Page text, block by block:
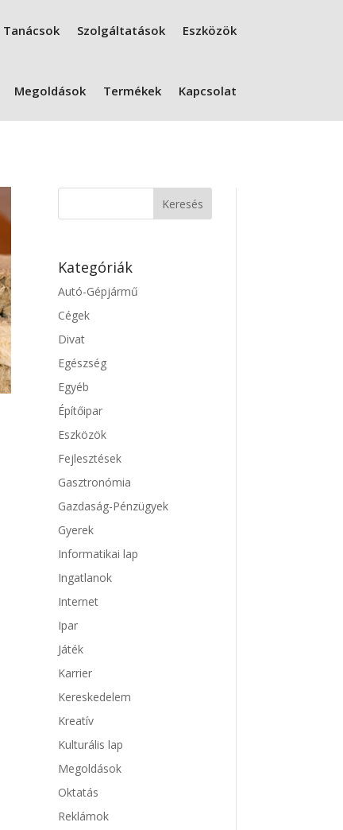
Tanácsok Szolgáltatások Eszközök
Megoldások Termékek Kapcsolat
Kategóriák
Autó-Gépjármű
Cégek
Divat
Egészség
Egyéb
Építőipar
Eszközök
Fejlesztések
Gasztronómia
Gazdaság-Pénzügyek
Gyerek
Informatikai lap
Ingatlanok
Internet
Ipar
Játék
Karrier
Kereskedelem
Kreatív
Kulturális lap
Megoldások
Oktatás
Reklámok